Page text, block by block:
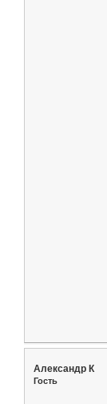
Александр К
Гость